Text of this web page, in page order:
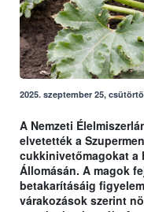
2025. szeptember 25,
A Nemzeti
elvetették a
cukkinivetőmagokat a
Állomásán. A magok
betakarításáig
várakozások szerint